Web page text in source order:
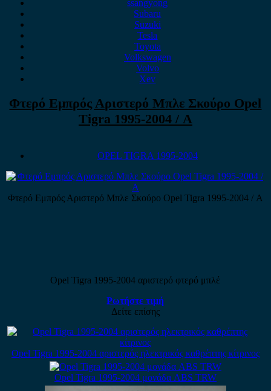
ssangyong
Subaru
Suzuki
Tesla
Toyota
Volkswagen
Volvo
Xev
Φτερό Εμπρός Αριστερό Μπλε Σκούρο Opel
Tigra 1995-2004 / Α
OPEL TIGRA 1995-2004
Φτερό Εμπρός Αριστερό Μπλε Σκούρο Opel Tigra 1995-2004 / Α
Opel Tigra 1995-2004 αριστερό φτερό μπλέ
Ρωτήστε τιμή
Δείτε επίσης
Opel Tigra 1995-2004 αριστερός ηλεκτρικός καθρέπτης κίτρινος
Opel Tigra 1995-2004 μονάδα ABS TRW